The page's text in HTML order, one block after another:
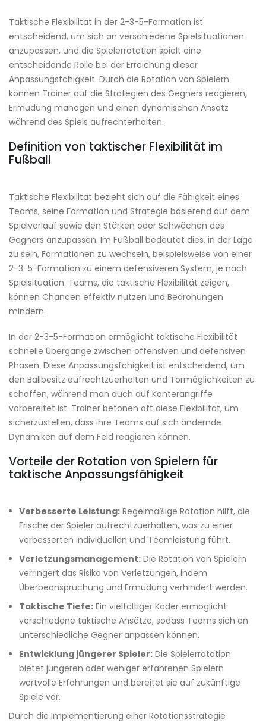
Taktische Flexibilität in der 2-3-5-Formation ist
entscheidend, um sich an verschiedene Spielsituationen
anzupassen, und die Spielerrotation spielt eine
entscheidende Rolle bei der Erreichung dieser
Anpassungsfähigkeit. Durch die Rotation von Spielern
können Trainer auf die Strategien des Gegners reagieren,
Ermüdung managen und einen dynamischen Ansatz
während des Spiels aufrechterhalten.
Definition von taktischer Flexibilität im
Fußball
Taktische Flexibilität bezieht sich auf die Fähigkeit eines
Teams, seine Formation und Strategie basierend auf dem
Spielverlauf sowie den Stärken oder Schwächen des
Gegners anzupassen. Im Fußball bedeutet dies, in der Lage
zu sein, Formationen zu wechseln, beispielsweise von einer
2-3-5-Formation zu einem defensiveren System, je nach
Spielsituation. Teams, die taktische Flexibilität zeigen,
können Chancen effektiv nutzen und Bedrohungen
mindern.
In der 2-3-5-Formation ermöglicht taktische Flexibilität
schnelle Übergänge zwischen offensiven und defensiven
Phasen. Diese Anpassungsfähigkeit ist entscheidend, um
den Ballbesitz aufrechtzuerhalten und Tormöglichkeiten zu
schaffen, während man auch auf Konterangriffe
vorbereitet ist. Trainer betonen oft diese Flexibilität, um
sicherzustellen, dass ihre Teams auf sich ändernde
Dynamiken auf dem Feld reagieren können.
Vorteile der Rotation von Spielern für
taktische Anpassungsfähigkeit
Verbesserte Leistung: Regelmäßige Rotation hilft, die
Frische der Spieler aufrechtzuerhalten, was zu einer
verbesserten individuellen und Teamleistung führt.
Verletzungsmanagement: Die Rotation von Spielern
verringert das Risiko von Verletzungen, indem
Überbeanspruchung und Ermüdung verhindert werden.
Taktische Tiefe: Ein vielfältiger Kader ermöglicht
verschiedene taktische Ansätze, sodass Teams sich an
unterschiedliche Gegner anpassen können.
Entwicklung jüngerer Spieler: Die Spielerrotation
bietet jüngeren oder weniger erfahrenen Spielern
wertvolle Erfahrungen und bereitet sie auf zukünftige
Spiele vor.
Durch die Implementierung einer Rotationsstrategie